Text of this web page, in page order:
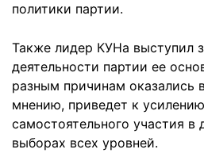
политики партии.
Также лидер КУНа выступил
деятельности партии ее
разным причинам оказались
мнению, приведет к
самостоятельного участия в
выборах всех уровней.